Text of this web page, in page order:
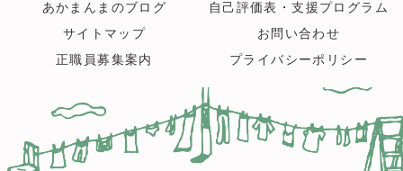
あかまんまのブログ
自己評価表・支援プログラム
サイトマップ
お問い合わせ
正職員募集案内
プライバシーポリシー